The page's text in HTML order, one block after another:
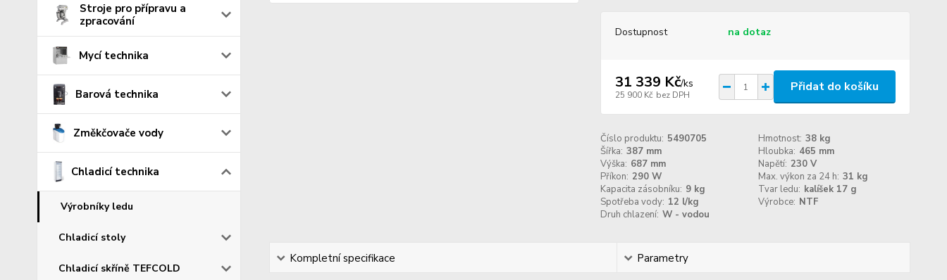
Stroje pro přípravu a
zpracování
Mycí technika
Barová technika
Změkčovače vody
Chladicí technika
Výrobníky ledu
Chladicí stoly
Chladicí skříně TEFCOLD
Dostupnost na dotaz
31 339 Kč/ks
25 900 Kč bez DPH
Přidat do košíku
Číslo produktu: 5490705 Hmotnost: 38 kg
Šířka: 387 mm Hloubka: 465 mm
Výška: 687 mm Napětí: 230 V
Příkon: 290 W Max. výkon za 24 h: 31 kg
Kapacita zásobníku: 9 kg Tvar ledu: kalíšek 17 g
Spotřeba vody: 12 l/kg Výrobce: NTF
Druh chlazení: W - vodou
Kompletní specifikace Parametry